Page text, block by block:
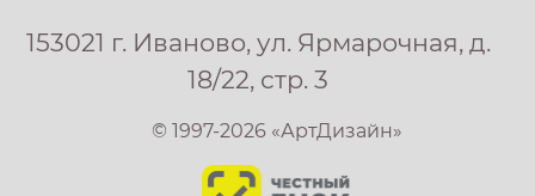
153021 г. Иваново, ул. Ярмарочная, д.
18/22, стр. 3
© 1997-2026 «АртДизайн»